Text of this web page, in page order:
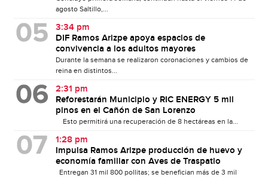
agosto Saltillo,...
3:34 pm
DIF Ramos Arizpe apoya espacios de
convivencia a los adultos mayores
Durante la semana se realizaron coronaciones y cambios de
reina en distintos...
2:31 pm
Reforestarán Municipio y RIC ENERGY 5 mil
pinos en el Cañón de San Lorenzo
Esto permitirá una recuperación de 8 hectáreas en la...
1:28 pm
Impulsa Ramos Arizpe producción de huevo y
economía familiar con Aves de Traspatio
Entregan 31 mil 800 pollitas; se benefician más de 3 mil